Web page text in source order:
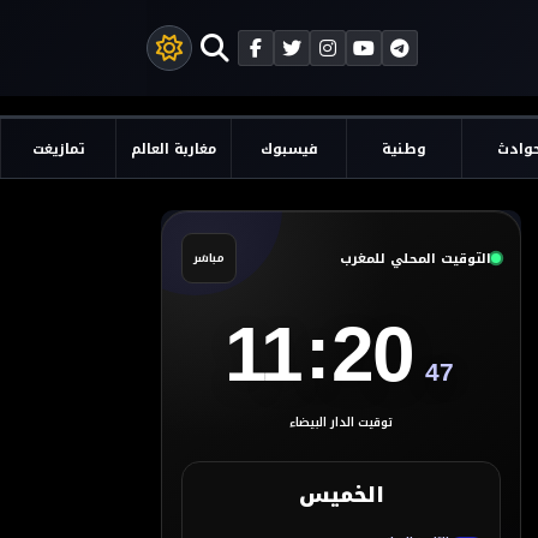
وطنية فيسبوك مغاربة العالم تمازيغت
التوقيت المحلي للمغرب مباشر
11:20 48
توقيت الدار البيضاء
الخميس